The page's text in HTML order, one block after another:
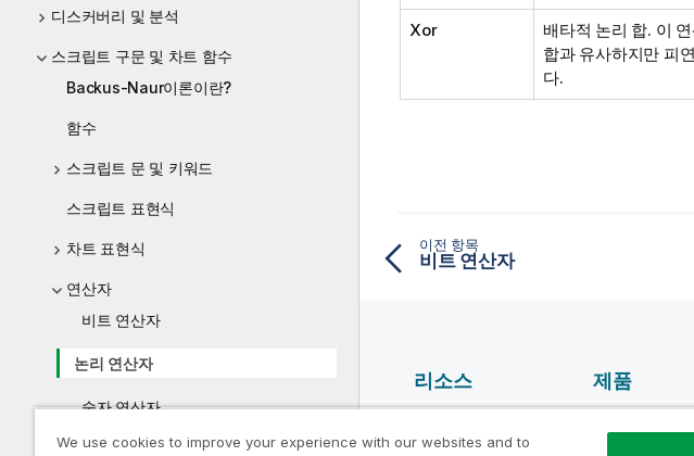
디스커버리 및 분석
스크립트 구문 및 차트 함수
Backus-Naur이론이란?
함수
스크립트 문 및 키워드
스크립트 표현식
차트 표현식
연산자
비트 연산자
논리 연산자
숫자 연산자
관계형 연산자
Xor
배타적 논리 합. 이
합과 유사하지만 피
다.
이전 항목
비트 연산자
리소스
Qlik Developer
제품
We use cookies to improve your experience with our websites and to